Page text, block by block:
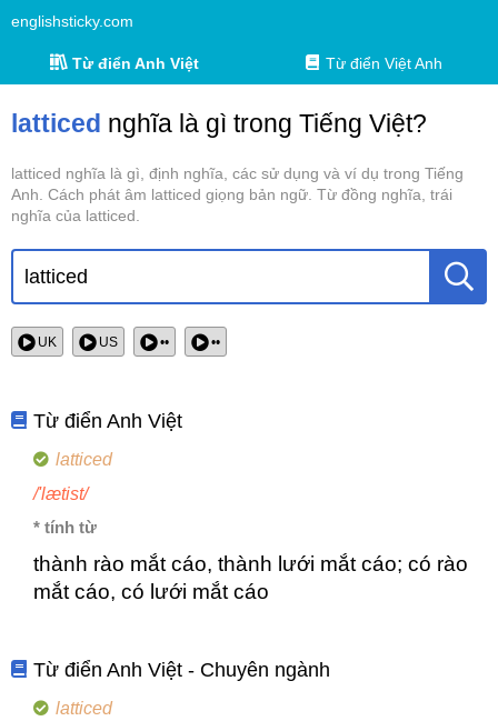
englishsticky.com
Từ điển Anh Việt Từ điển Việt Anh
latticed nghĩa là gì trong Tiếng Việt?
latticed nghĩa là gì, định nghĩa, các sử dụng và ví dụ trong Tiếng
Anh. Cách phát âm latticed giọng bản ngữ. Từ đồng nghĩa, trái
nghĩa của latticed.
UK US •• ••
Từ điển Anh Việt
latticed
/'lætist/
* tính từ
thành rào mắt cáo, thành lưới mắt cáo; có rào
mắt cáo, có lưới mắt cáo
Từ điển Anh Việt - Chuyên ngành
latticed